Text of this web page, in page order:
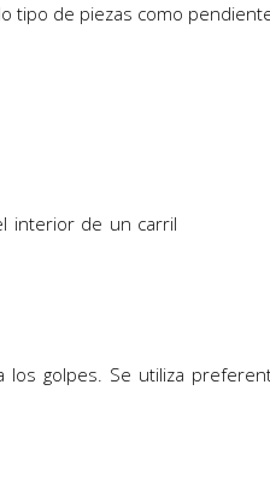
tipo de piezas como
interior de un carril
golpes. Se utiliza